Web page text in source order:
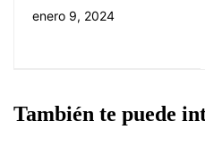
| Condicionales
enero 9, 2024
También te puede